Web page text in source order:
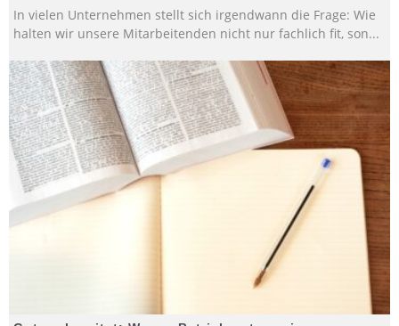
In vielen Unternehmen stellt sich irgendwann die Frage: Wie
halten wir unsere Mitarbeitenden nicht nur fachlich fit, son...